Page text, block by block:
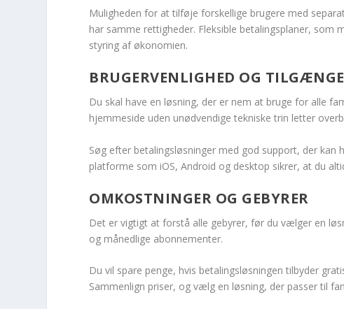
Muligheden for at tilføje forskellige brugere med
har samme rettigheder. Fleksible betalingsplaner, som
styring af økonomien.
BRUGERVENLIGHED OG
Du skal have en løsning, der er nem at bruge for alle
hjemmeside uden unødvendige tekniske trin letter
Søg efter betalingsløsninger med god support, der
platforme som iOS, Android og desktop sikrer, at du
OMKOSTNINGER OG GEBYRER
Det er vigtigt at forstå alle gebyrer, før du vælger en
og månedlige abonnementer.
Du vil spare penge, hvis betalingsløsningen tilbyder
Sammenlign priser, og vælg en løsning, der passer til